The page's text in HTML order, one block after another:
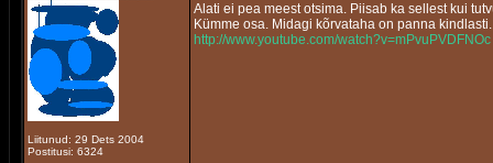
Liitunud: 29 Dets 2004
Postitusi: 6324
Alati ei pea meest otsima. Piisab ka sellest kui
Kümme osa. Midagi kõrvataha on panna kindlasti.
http://www.youtube.com/watch?v=mPvuPVDFNOc